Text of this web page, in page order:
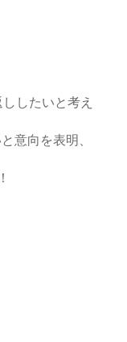
したいと考え
意向を表明、